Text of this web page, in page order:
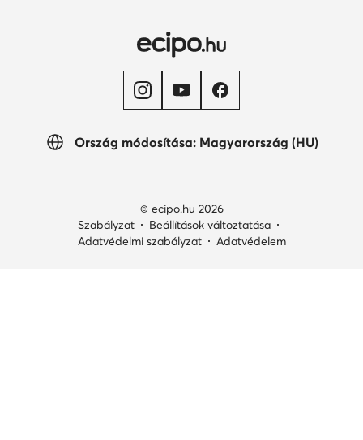
Ország módosítása: Magyarország (HU)
© ecipo.hu 2026
Szabályzat
Beállítások változtatása
Adatvédelmi szabályzat
Adatvédelem